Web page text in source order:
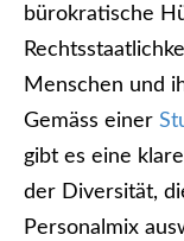
bürokratische
Menschen und
Gemäss einer
gibt es eine
der Diversität,
Personalmix